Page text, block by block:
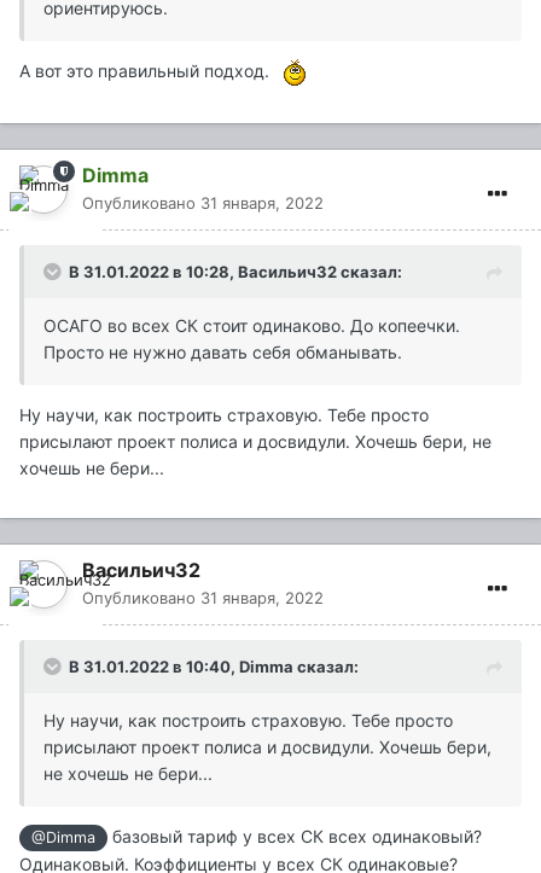
ориентируюсь.
А вот это правильный подход.
Dimma
Опубликовано 31 января, 2022
В 31.01.2022 в 10:28, Васильич32сказал:
ОСАГО во всех СК стоит одинаково. До копеечки.
Просто не нужно давать себя обманывать.
Ну научи, как построить страховую. Тебе просто
присылают проект полиса и досвидули. Хочешь бери, не
хочешь не бери...
Васильич32
Опубликовано 31 января, 2022
В 31.01.2022 в 10:40, Dimma сказал:
Ну научи, как построить страховую. Тебе просто
присылают проект полиса и досвидули. Хочешь бери,
не хочешь не бери...
@Dimma
базовый тариф у всех СК всех одинаковый?
Одинаковый. Коэффициенты у всех СК одинаковые?